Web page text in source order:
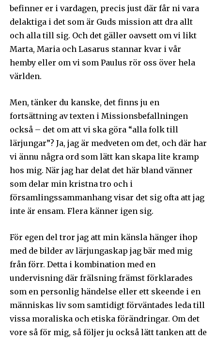
Ladda ner som PDF
befinner er i vardagen, precis just där får ni vara
delaktiga i det som är Guds mission att dra allt
och alla till sig. Och det gäller oavsett om vi likt
Marta, Maria och Lasarus stannar kvar i vår
hemby eller om vi som Paulus rör oss över hela
världen.
Men, tänker du kanske, det finns ju en
fortsättning av texten i Missionsbefallningen
också – det om att vi ska göra “alla folk till
lärjungar”? Ja, jag är medveten om det, och där har
vi ännu några ord som lätt kan skapa lite kramp
hos mig. När jag har delat det här bland vänner
som delar min kristna tro och i
församlingssammanhang visar det sig ofta att jag
inte är ensam. Flera känner igen sig.
För egen del tror jag att min känsla hänger ihop
med de bilder av lärjungaskap jag bär med mig
från förr. Detta i kombination med en
undervisning där frälsning främst förklarades
som en personlig händelse eller ett skeende i en
människas liv som samtidigt förväntades leda till
vissa moraliska och etiska förändringar. Om det
vore så för mig, så följer ju också lätt tanken att de